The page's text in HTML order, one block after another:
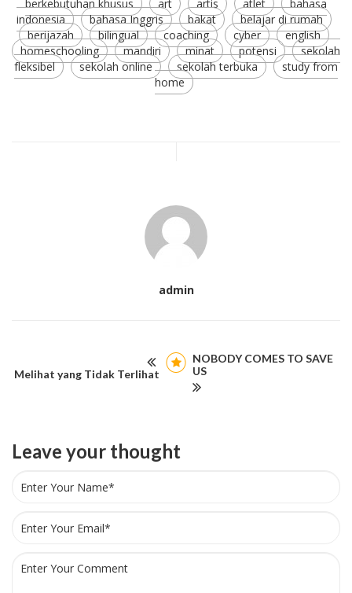
berkebutuhan khusus art artis atlet
bahasa
indonesia
bahasa Inggris bakat
belajar di rumah
berijazah
bilingual coaching cyber
english
homeschooling
mandiri minat potensi
sekolah
fleksibel
sekolah online sekolah terbuka
study from
home
admin
Melihat yang Tidak Terlihat
NOBODY COMES TO SAVE
US
Leave your thought